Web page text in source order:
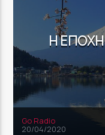
Η
Go Radio
20/04/2020